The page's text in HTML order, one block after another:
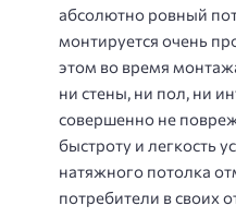
абсолютно ровный
монтируется очень
этом во время
ни стены, ни пол, ни
совершенно не
быстроту и легкость
натяжного потолка
потребители в своих